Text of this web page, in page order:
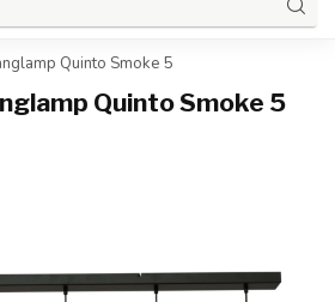
Quinto Smoke 5
Quinto Smoke 5